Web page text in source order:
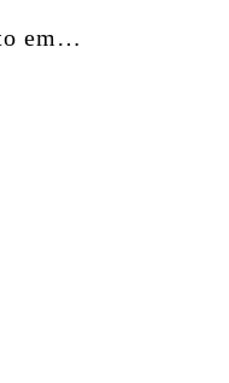
em…